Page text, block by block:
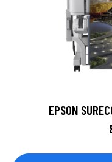
EPSON